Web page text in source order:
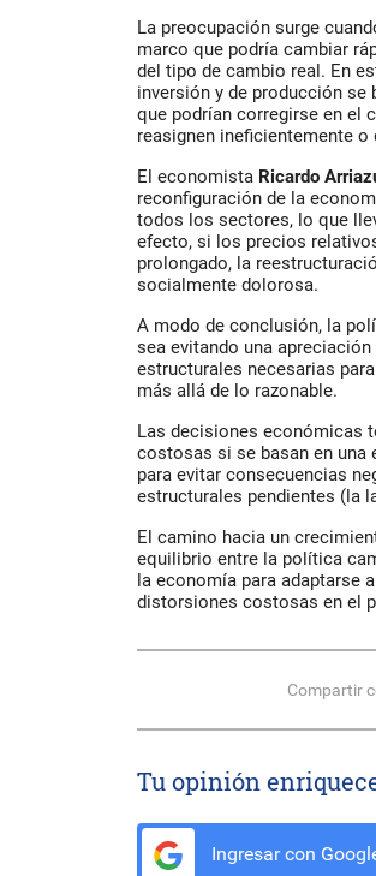
La preocupación surge
marco que podría cambiar
del tipo de cambio real. En
inversión y de producción
que podrían corregirse en el
reasignen ineficientemente
El economista Ricardo
reconfiguración de la
todos los sectores, lo que
efecto, si los precios
prolongado, la
socialmente dolorosa.
A modo de conclusión, la
sea evitando una
estructurales necesarias
más allá de lo razonable.
Las decisiones económicas
costosas si se basan en
para evitar consecuencias
estructurales pendientes (la
El camino hacia un
equilibrio entre la política
la economía para adaptarse
distorsiones costosas en el
Compartir
Tu opinión
Ingresar con